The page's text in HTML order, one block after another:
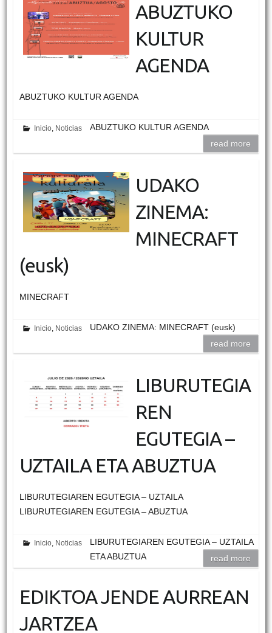
ABUZTUKO
KULTUR
AGENDA
ABUZTUKO KULTUR AGENDA
Inicio, Noticias
ABUZTUKO KULTUR AGENDA
read more
UDAKO
ZINEMA:
MINECRAFT
(eusk)
MINECRAFT
Inicio, Noticias
UDAKO ZINEMA: MINECRAFT (eusk)
read more
LIBURUTEGIA
REN
EGUTEGIA –
UZTAILA ETA ABUZTUA
LIBURUTEGIAREN EGUTEGIA – UZTAILA
LIBURUTEGIAREN EGUTEGIA – ABUZTUA
Inicio, Noticias
LIBURUTEGIAREN EGUTEGIA – UZTAILA
ETA ABUZTUA
read more
EDIKTOA JENDE AURREAN
JARTZEA